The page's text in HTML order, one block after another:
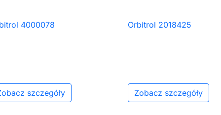
 Szybki podgląd
4000078
szczegóły
 Szybki podgląd
Orbitrol 2018425
Zobacz szczegóły